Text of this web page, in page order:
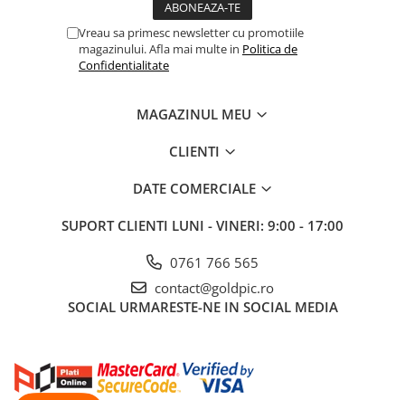
Vreau sa primesc newsletter cu promotiile
magazinului. Afla mai multe in Politica de
Confidentialitate
MAGAZINUL MEU
CLIENTI
DATE COMERCIALE
SUPORT CLIENTI LUNI - VINERI: 9:00 - 17:00
0761 766 565
contact@goldpic.ro
SOCIAL URMARESTE-NE IN SOCIAL MEDIA